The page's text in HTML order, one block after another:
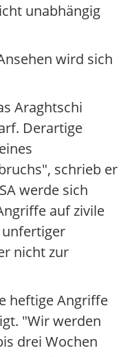
unabhängig
wird sich
Araghtschi
Derartige
schrieb er
werde sich
auf zivile
nicht zur
heftige Angriffe
"Wir werden
drei Wochen